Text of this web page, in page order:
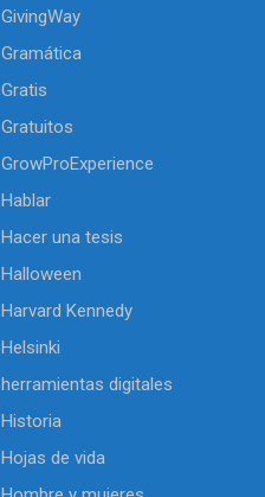
GivingWay
Gramática
Gratis
Gratuitos
GrowProExperience
Hablar
Hacer una tesis
Halloween
Harvard Kennedy
Helsinki
herramientas digitales
Historia
Hojas de vida